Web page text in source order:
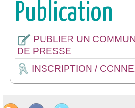
Publication
PUBLIER UN
DE PRESSE
INSCRIPTION /